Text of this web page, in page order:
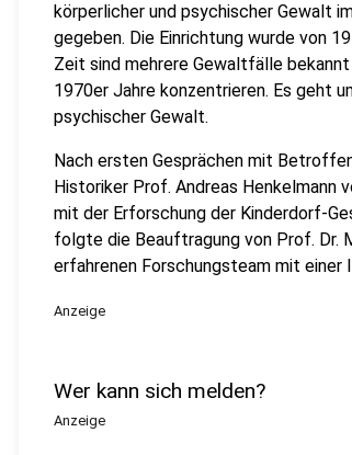
körperlicher und psychischer Gewalt
gegeben. Die Einrichtung wurde von
Zeit sind mehrere Gewaltfälle
1970er Jahre konzentrieren. Es geht
psychischer Gewalt.
Nach ersten Gesprächen mit
Historiker Prof. Andreas Henkelmann
mit der Erforschung der Kinderdorf-
folgte die Beauftragung von Prof. Dr.
erfahrenen Forschungsteam mit einer
Anzeige
Wer kann sich melden?
Anzeige